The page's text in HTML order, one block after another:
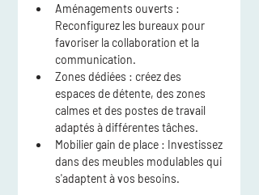
Aménagements ouverts :
Reconfigurez les bureaux pour
favoriser la collaboration et la
communication.
Zones dédiées : créez des
espaces de détente, des zones
calmes et des postes de travail
adaptés à différentes tâches.
Mobilier gain de place : Investissez
dans des meubles modulables qui
s'adaptent à vos besoins.